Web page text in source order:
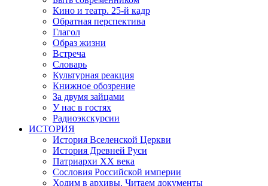
Кино и театр. 25-й кадр
Обратная перспектива
Глагол
Образ жизни
Встреча
Словарь
Культурная реакция
Книжное обозрение
За двумя зайцами
У нас в гостях
Радиоэкскурсии
ИСТОРИЯ
История Вселенской Церкви
История Древней Руси
Патриархи XX века
Сословия Российской империи
Ходим в архивы. Читаем документы